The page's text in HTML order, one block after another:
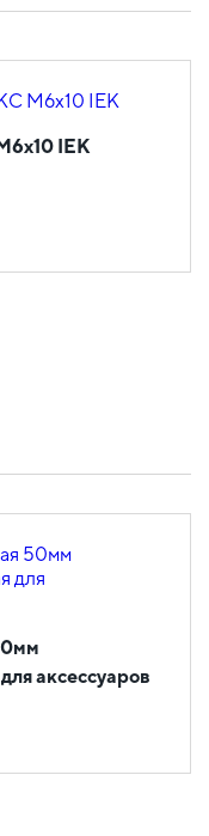
IEK
аксессуаров